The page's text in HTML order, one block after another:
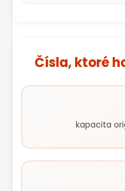
Čísla, ktoré
kapacita